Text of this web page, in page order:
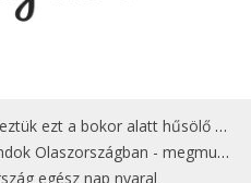
bokor alatt hűsölő cicát Kisorosziban
- megmutatjuk a 15 legjobbat
egész nap nyaral